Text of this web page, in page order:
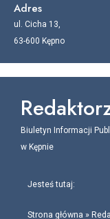
Adres
ul. Cicha 13,
63-600 Kępno
Biuletyn Informacji
w Kępnie
Jesteś tutaj:
Strona główna »